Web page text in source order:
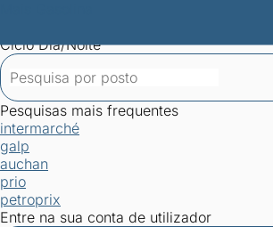
Ciclo Dia/Noite
Pesquisas mais frequentes
intermarché
galp
auchan
prio
petroprix
Entre na sua conta de utilizador